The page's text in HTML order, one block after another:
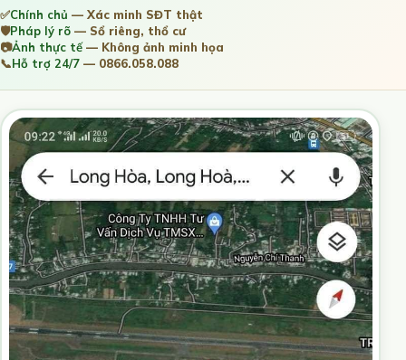
✅Chính chủ — Xác minh SĐT thật
🛡️Pháp lý rõ — Sổ riêng, thổ cư
📷Ảnh thực tế— Không ảnh minh họa
📞Hỗ trợ 24/7 — 0866.058.088